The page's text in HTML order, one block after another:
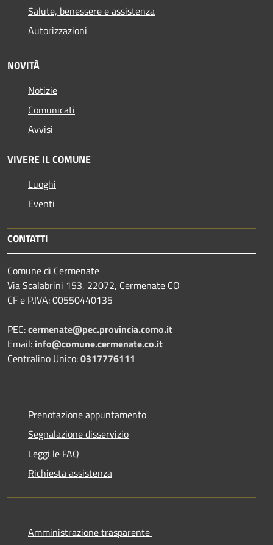
Salute, benessere e assistenza
Autorizzazioni
NOVITÀ
Notizie
Comunicati
Avvisi
VIVERE IL COMUNE
Luoghi
Eventi
CONTATTI
Comune di Cermenate
Via Scalabrini 153, 22072, Cermenate CO
CF e P.IVA: 00550440135
PEC:cermenate@pec.provincia.como.it
Email: info@comune.cermenate.co.it
Centralino Unico:0317776111
Prenotazione appuntamento
Segnalazione disservizio
Leggi le FAQ
Richiesta assistenza
Amministrazione trasparente